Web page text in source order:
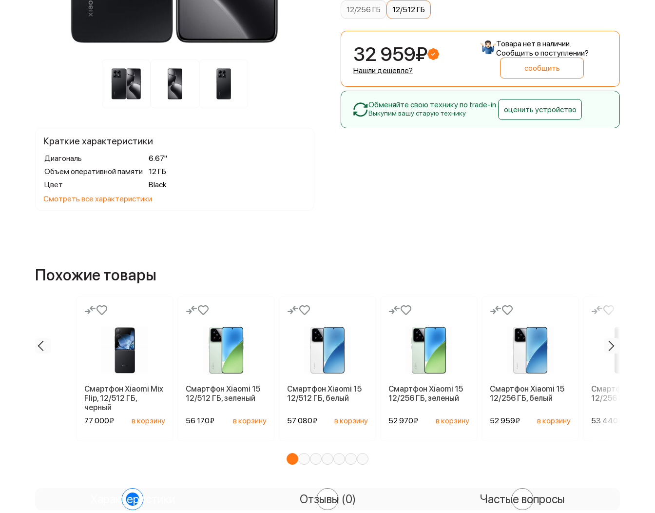
Краткие характеристики
Диагональ
6.67"
Объем оперативной памяти
12 ГБ
Цвет
Black
Смотреть все характеристики
12/256 ГБ 12/512 ГБ
32 959₽
Нашли дешевле?
Товара нет в наличии.
Сообщить о поступлении?
сообщить
Обменяйте свою технику по trade-in
Выкупим вашу старую технику оценить устройство
Похожие товары
Смартфон Xiaomi Mix
Flip, 12/512 ГБ,
черный
77 000₽
в корзину
Смартфон Xiaomi 15
12/512 ГБ, зеленый
56 170₽ в корзину
Смартфон Xiaomi 15
12/512 ГБ, белый
57 080₽ в корзину
Смартфон Xiaomi 15
12/256 ГБ, зеленый
52 970₽ в корзину
Смартфон Xiaomi 15
12/256 ГБ, белый
52 959₽ в корзину
Смартфон
12/256 ГБ,
53 440₽
Характеристики Отзывы (0) Частые вопросы